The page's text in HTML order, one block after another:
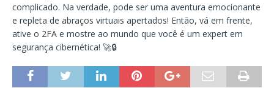
complicado. Na verdade, pode ser uma aventura emocionante
e repleta de abraços virtuais apertados! Então, vá em frente,
ative o 2FA e mostre ao mundo que você é um expert em
segurança cibernética! 🚀🔒